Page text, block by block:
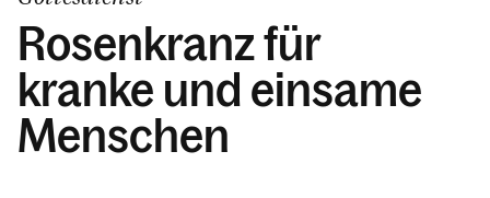
Rosenkranz für
kranke und einsame
Menschen